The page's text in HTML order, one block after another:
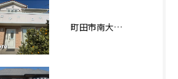
町田市南大谷О様邸 外壁塗装工事